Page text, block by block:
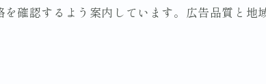
確認するよう案内しています。広告品質と地